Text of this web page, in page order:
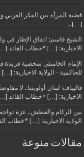
قضية المرأة بين الفكر الغربي
[…]...
الشيخ قاسم: اتفاق الإطار في
الاخبارية: […] *خطاب القائد
الإمام الخامنئي شخصية فريدة
للحاكمية - الولاية
قاليباف: لبنان أولويتنا.. لا
الاخبارية: […] *خطاب القائد
بين الركام والعطش.. غزة
الولاية الاخبارية: […] *خطاب
مقالات منوعة